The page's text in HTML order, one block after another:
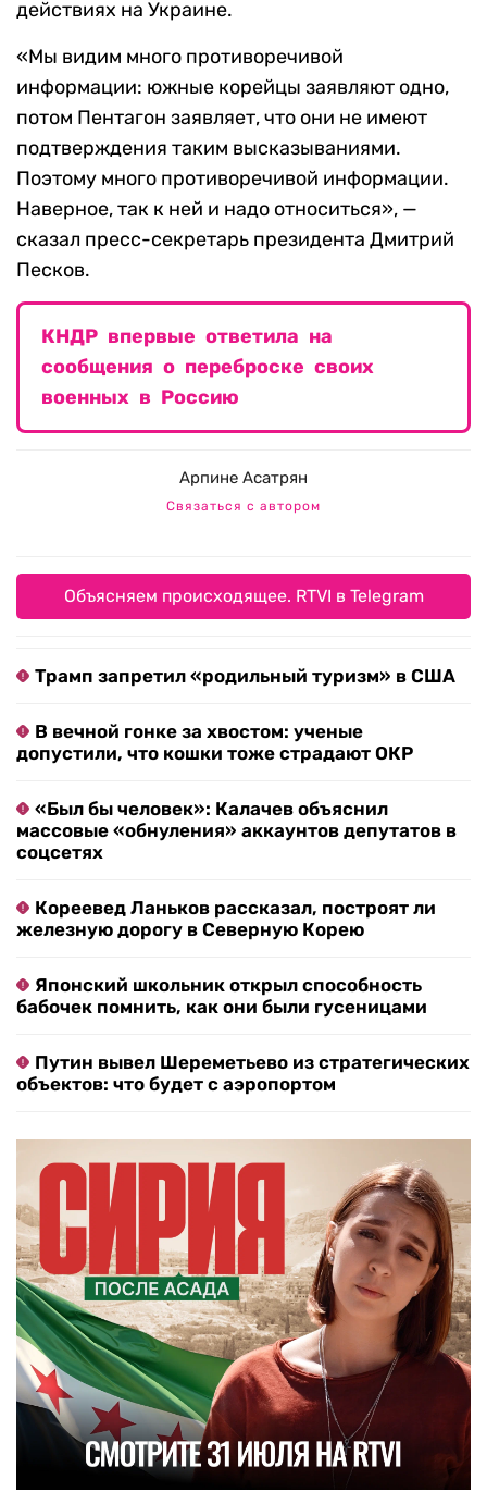
действиях на Украине.
«Мы видим много противоречивой
информации: южные корейцы заявляют одно,
потом Пентагон заявляет, что они не имеют
подтверждения таким высказываниями.
Поэтому много противоречивой информации.
Наверное, так к ней и надо относиться», —
сказал пресс-секретарь президента Дмитрий
Песков.
КНДР впервые ответила на
сообщения о переброске своих
военных в Россию
Арпине Асатрян
Связаться с автором
Объясняем происходящее. RTVI в Telegram
Трамп запретил «родильный туризм» в США
В вечной гонке за хвостом: ученые
допустили, что кошки тоже страдают ОКР
«Был бы человек»: Калачев объяснил
массовые «обнуления» аккаунтов депутатов в
соцсетях
Кореевед Ланьков рассказал, построят ли
железную дорогу в Северную Корею
Японский школьник открыл способность
бабочек помнить, как они были гусеницами
Путин вывел Шереметьево из стратегических
объектов: что будет с аэропортом